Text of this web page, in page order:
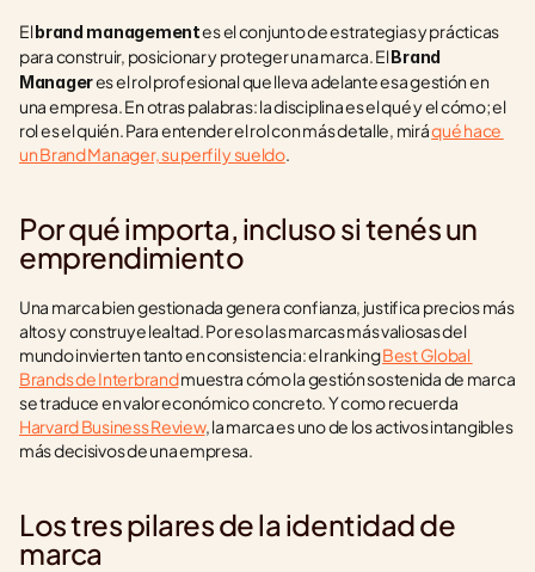
El brand management es el conjunto de estrategias y prácticas
para construir, posicionar y proteger una marca. El Brand
Manager es el rol profesional que lleva adelante esa gestión en
una empresa. En otras palabras: la disciplina es el qué y el cómo; el
rol es el quién. Para entender el rol con más detalle, mirá qué hace
un Brand Manager, su perfil y sueldo.
Por qué importa, incluso si tenés un
emprendimiento
Una marca bien gestionada genera confianza, justifica precios más
altos y construye lealtad. Por eso las marcas más valiosas del
mundo invierten tanto en consistencia: el ranking Best Global
Brands de Interbrand muestra cómo la gestión sostenida de marca
Harvard Business Review, la marca es uno de los activos intangibles
más decisivos de una empresa.
Los tres pilares de la identidad de
marca